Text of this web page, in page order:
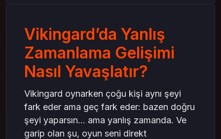
Vikingard’da Doğru Zamanlama Nasıl
Yakalanır?
Oyunu Biraz İzlemek Lazım
Sabretmek Aslında Avantaj
Küçük Ama İşe Yarayan İpuçları
Önce Bak, Sonra Bas
Etkinlikleri Kaçırma
Tek Yerden Yüksel
Vikingard’da Yanlış
Zamanlama Gelişimi
Nasıl Yavaşlatır?
Vikingard oynarken çoğu kişi aynı şeyi
fark eder ama geç fark eder: bazen doğru
şeyi yaparsın… ama yanlış zamanda. Ve
garip olan şu, oyun seni direkt